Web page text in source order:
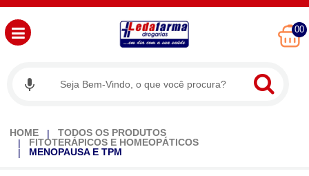
00
HOME
TODOS OS PRODUTOS
FITOTERÁPICOS E HOMEOPÁTICOS
MENOPAUSA E TPM